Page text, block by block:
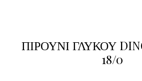
ΠΙΡΟΥΝΙ ΓΛΥΚΟΥ
18/0